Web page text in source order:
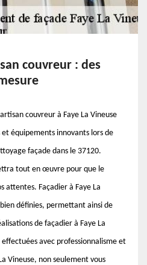
couvreur : des
couvreur à Faye La Vineuse
équipements innovants lors de
façade dans le 37120.
tout en œuvre pour que le
attentes. Façadier à Faye La
définies, permettant ainsi de
de façadier à Faye La
avec professionnalisme et
Vineuse, non seulement vous